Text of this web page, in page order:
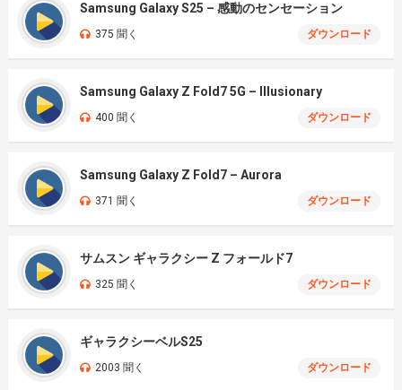
Samsung Galaxy S25 – 感動のセンセーション
375 聞く ダウンロード
Samsung Galaxy Z Fold7 5G – Illusionary
400 聞く ダウンロード
Samsung Galaxy Z Fold7 – Aurora
371 聞く ダウンロード
サムスン ギャラクシー Z フォールド7
325 聞く ダウンロード
ギャラクシーベルS25
2003 聞く ダウンロード